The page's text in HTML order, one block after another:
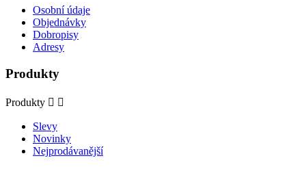
Osobní údaje
Objednávky
Dobropisy
Adresy
Produkty
Produkty  
Slevy
Novinky
Nejprodávanější